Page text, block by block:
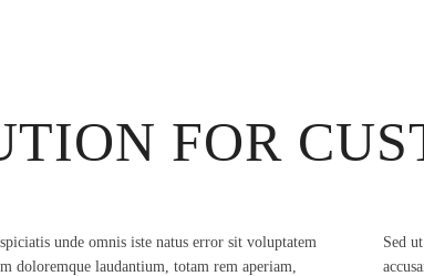
FOR
unde omnis iste natus error sit voluptatem
doloremque laudantium, totam rem aperiam,
Sed